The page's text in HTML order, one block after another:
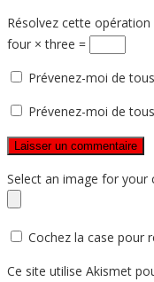
Résolvez cette opération
four × three =
Prévenez-moi de
Prévenez-moi de
Select an image for your
Cochez la case pour
Ce site utilise Akismet